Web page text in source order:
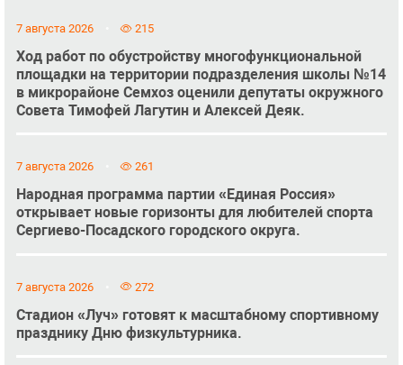
7 августа 2026 215
Ход работ по обустройству многофункциональной
площадки на территории подразделения школы №14
в микрорайоне Семхоз оценили депутаты окружного
Совета Тимофей Лагутин и Алексей Деяк.
7 августа 2026 261
Народная программа партии «Единая Россия»
открывает новые горизонты для любителей спорта
Сергиево-Посадского городского округа.
7 августа 2026 272
Стадион «Луч» готовят к масштабному спортивному
празднику Дню физкультурника.